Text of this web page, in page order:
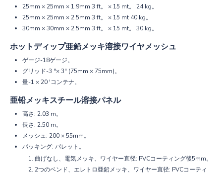
25mm × 25mm × 1.9mm 3 ft。 × 15 mt。 24 kg。
25mm × 25mm × 2.5mm 3 ft。 × 15 mt 40 kg。
30mm × 30mm × 2.5mm 3 ft。 × 15 mt。 30 kg。
ホットディップ亜鉛メッキ溶接ワイヤメッシュ
ゲージ-18ゲージ。
グリッド-3 "× 3" (75mm × 75mm)。
量-1 × 20 'コンテナ。
亜铅メッキスチール溶接パネル
高さ: 2.03 m。
長さ: 2.50 m。
メッシュ: 200 × 55mm。
パッキング: パレット。
曲げなし、電気メッキ、ワイヤー直径: PVCコーティング後5mm。
2つのベンド、エレトロ亜鉛メッキ、ワイヤー直径: PVCコーティ